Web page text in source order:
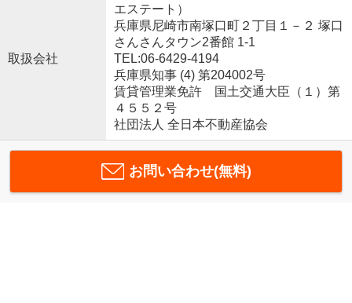
取扱会社
エステート）
兵庫県尼崎市南塚口町２丁目１－２ 塚口
さんさんタウン2番館 1-1
TEL:06-6429-4194
兵庫県知事 (4) 第204002号
賃貸管理業免許 国土交通大臣（１）第
４５５２号
社団法人 全日本不動産協会
お問い合わせ(無料)